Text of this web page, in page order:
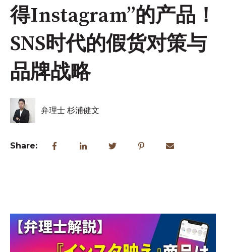
得Instagram”的产品！
SNS时代的假货对策与
品牌战略
弁理士 杉浦健文
Share: